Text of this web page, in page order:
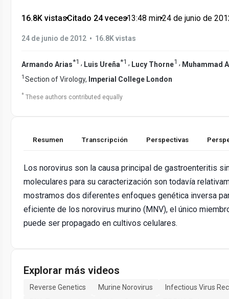
16.8K vistas•Citado 24 veces•13:48 min•24 de junio de
24 de junio de 2012 • 16.8K vistas
Armando Arias*1 , Luis Ureña*1 , Lucy Thorne1 , Muhammad
1 Section of Virology, Imperial College London
* These authors contributed equally
Resumen Transcripción Perspectivas
Los norovirus son la causa principal de gastroenteritis
moleculares para su caracterización son todavía
mostramos dos diferentes enfoques genética inversa
eficiente de los norovirus murino (MNV), el único
puede ser propagado en cultivos celulares.
Explorar más videos
Reverse Genetics Murine Norovirus
Infectious Virus